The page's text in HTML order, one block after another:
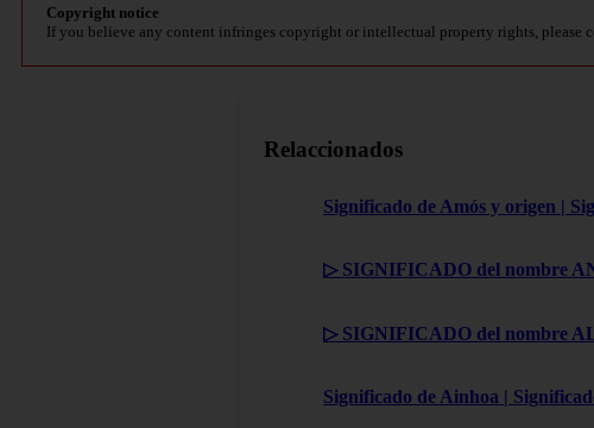
Copyright notice
If you believe any content infringes copyright or intellectual property rights, please
Relaccionados
Significado de Amós y origen |
▷ SIGNIFICADO del nombre
▷ SIGNIFICADO del nombre
Significado de Ainhoa |